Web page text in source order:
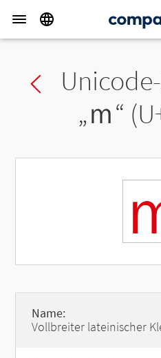
Previous char
„ｍ“
Name:
Vollbreiter lateinischer